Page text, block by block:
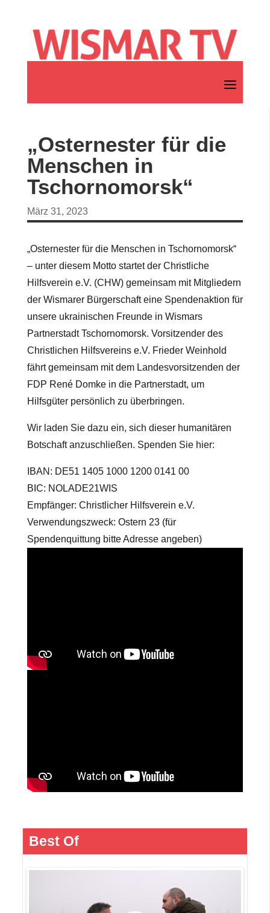
„Osternester für die
Menschen in
Tschornomorsk“
März 31, 2023
„Osternester für die Menschen in Tschornomorsk“
– unter diesem Motto startet der Christliche
Hilfsverein e.V. (CHW) gemeinsam mit Mitgliedern
der Wismarer Bürgerschaft eine Spendenaktion für
unsere ukrainischen Freunde in Wismars
Partnerstadt Tschornomorsk. Vorsitzender des
Christlichen Hilfsvereins e.V. Frieder Weinhold
fährt gemeinsam mit dem Landesvorsitzenden der
FDP René Domke in die Partnerstadt, um
Hilfsgüter persönlich zu überbringen.
Wir laden Sie dazu ein, sich dieser humanitären
Botschaft anzuschließen. Spenden Sie hier:
IBAN: DE51 1405 1000 1200 0141 00
BIC: NOLADE21WIS
Empfänger: Christlicher Hilfsverein e.V.
Verwendungszweck: Ostern 23 (für
Spendenquittung bitte Adresse angeben)
Best Of